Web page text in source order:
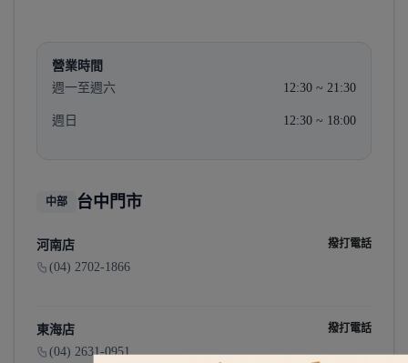
營業時間
週一至週六
12:30 ~ 21:30
週日 12:30 ~ 18:00
中部 台中門市
河南店 撥打電話
(04) 2702-1866
東海店 撥打電話
(04) 2631-0951